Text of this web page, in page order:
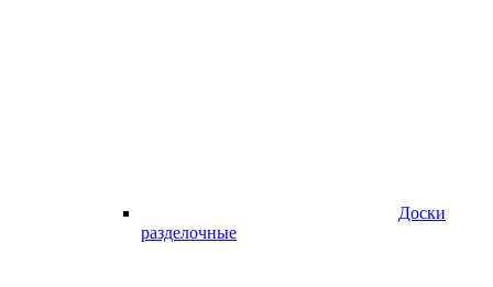
Доски
разделочные